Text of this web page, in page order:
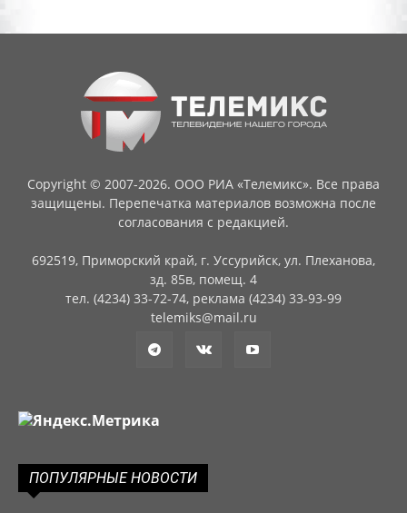
Copyright © 2007-2026. ООО РИА «Телемикс». Все права
защищены. Перепечатка материалов возможна после
согласования с редакцией.
692519, Приморский край, г. Уссурийск, ул. Плеханова,
зд. 85в, помещ. 4
тел. (4234) 33-72-74, реклама (4234) 33-93-99
telemiks@mail.ru
ПОПУЛЯРНЫЕ НОВОСТИ